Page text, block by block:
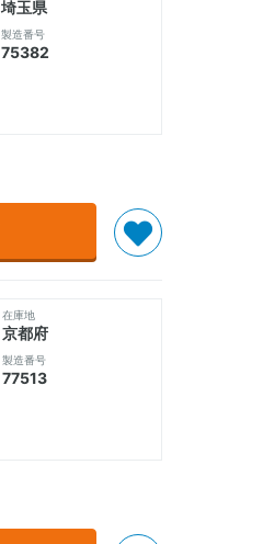
埼玉県
製造番号
75382
在庫地
京都府
製造番号
77513